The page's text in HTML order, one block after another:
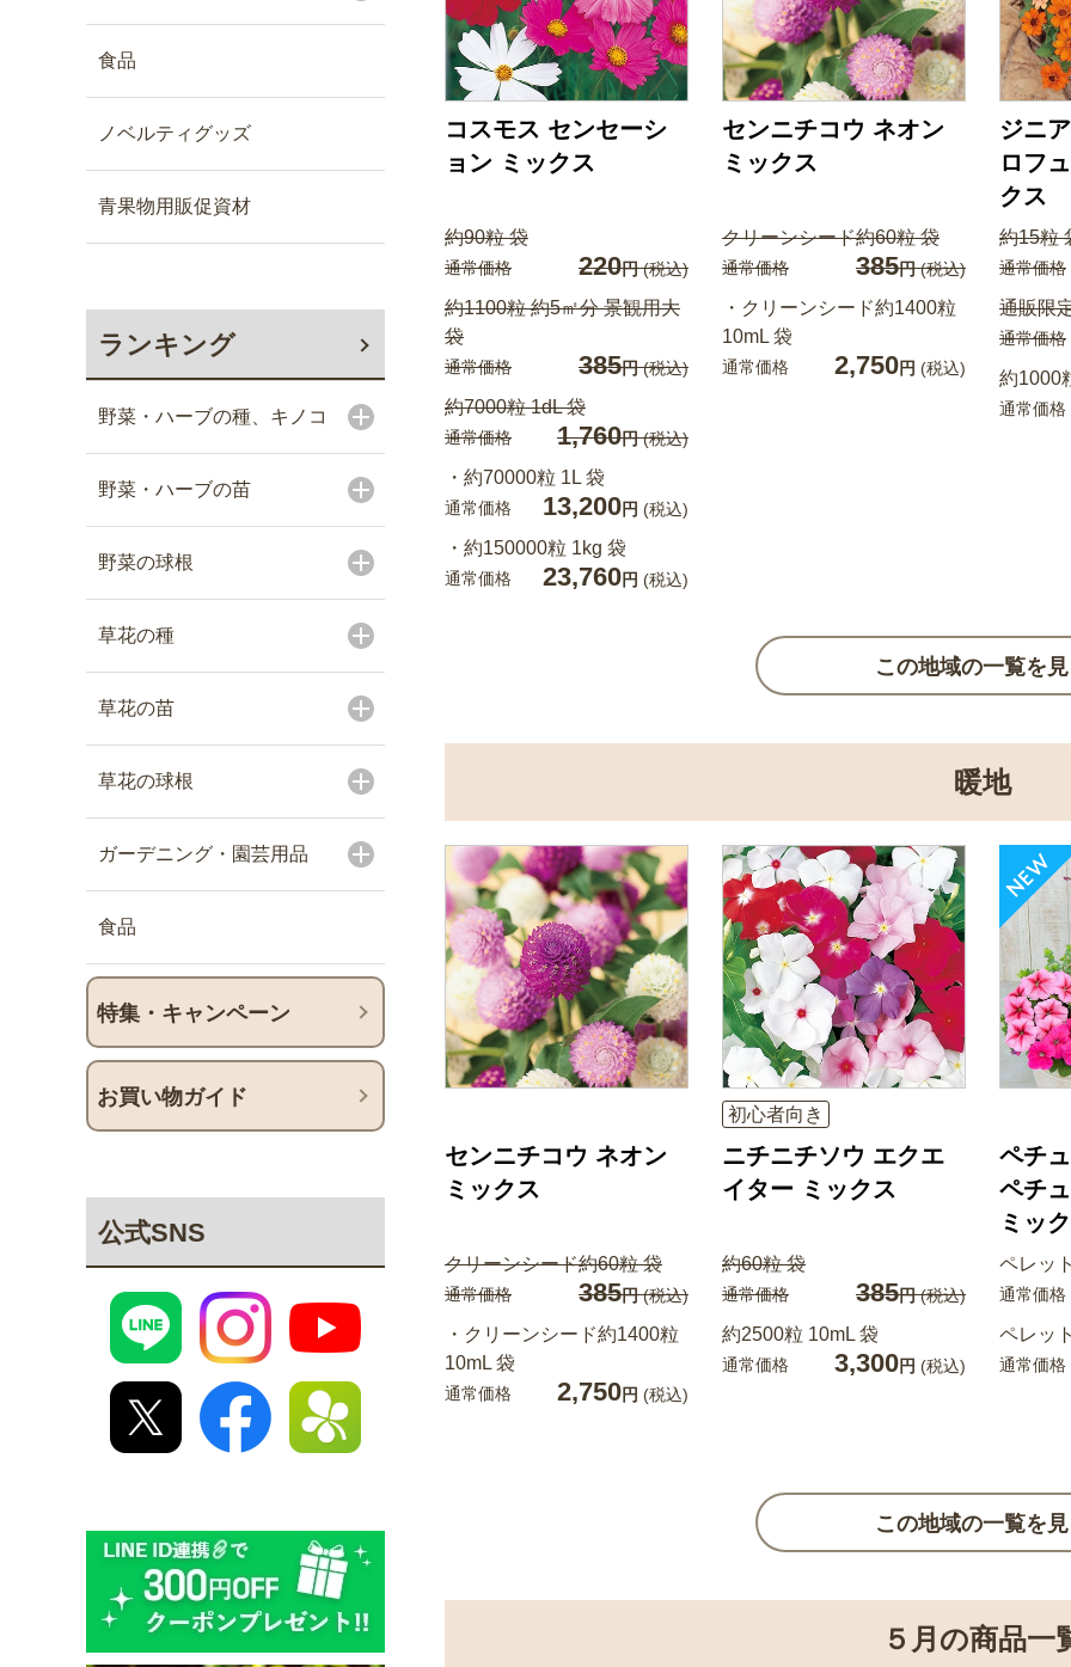
食品
ノベルティグッズ
青果物用販促資材
ランキング
野菜・ハーブの種、キノコ
野菜・ハーブの苗
野菜の球根
草花の種
草花の苗
草花の球根
ガーデニング・園芸用品
食品
特集・キャンペーン
お買い物ガイド
公式SNS
コスモス センセーシ
ョン ミックス
約90粒 袋
通常価格 220円(税込)
約1100粒 約5㎡分 景観用大
袋
通常価格 385円(税込)
約7000粒 1dL 袋
通常価格 1,760円(税込)
・約70000粒 1L 袋
通常価格 13,200円 (税込)
・約150000粒 1kg 袋
通常価格 23,760円 (税込)
センニチコウ ネオン
ミックス
クリーンシード約60粒 袋
通常価格 385円(税込)
・クリーンシード約1400粒
10mL 袋
通常価格 2,750円 (税込)
ジニ
ロフ
クス
約15粒
通常価格
通販限
通常価格
約1000
通常価格
この地域の一覧を
暖地
センニチコウ ネオン
ミックス
クリーンシード約60粒 袋
通常価格 385円(税込)
・クリーンシード約1400粒
10mL 袋
通常価格 2,750円 (税込)
初心者向き
ニチニチソウ エクエ
イター ミックス
約60粒 袋
通常価格 385円(税込)
約2500粒 10mL 袋
通常価格 3,300円 (税込)
ペチ
ペチ
ミッ
ペレッ
通常価格
ペレッ
通常価格
この地域の一覧を
５月の商品一